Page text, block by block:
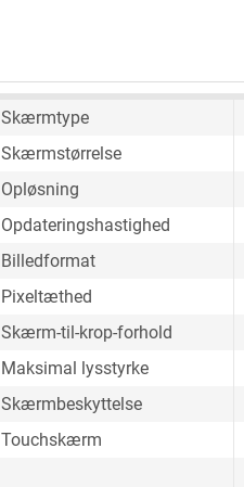
Skærmtype
Skærmstørrelse
Opløsning
Opdateringshastighed
Billedformat
Pixeltæthed
Skærm-til-krop-forhold
Maksimal lysstyrke
Skærmbeskyttelse
Touchskærm